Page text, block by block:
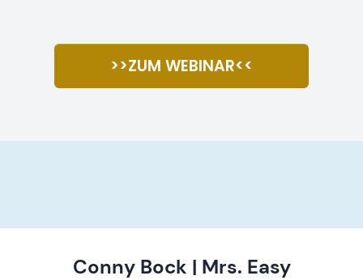
>>ZUM WEBINAR<<
Conny Bock | Mrs. Easy